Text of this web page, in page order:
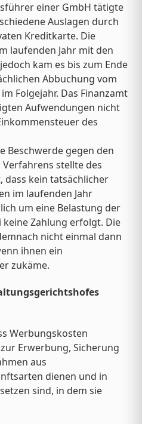
einer GmbH tätigte
Auslagen durch
Kreditkarte. Die
laufenden Jahr mit den
kam es bis zum Ende
Abbuchung vom
Folgejahr. Das Finanzamt
Aufwendungen nicht
des
Beschwerde gegen den
Verfahrens stellte des
dass kein tatsächlicher
im laufenden Jahr
um eine Belastung der
keine Zahlung erfolgt. Die
nicht einmal dann
ihnen ein
zukäme.
Werbungskosten
Erwerbung, Sicherung
aus
dienen und in
sind, in dem sie